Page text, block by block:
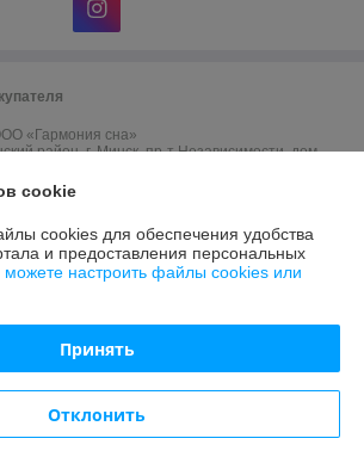
«Гармония сна»
район, г. Минск, пр-т Независимости, дом
ЕГР: 191652262
Минский городской исполнительный комитет
лицензию
лицензию
лицензию
cookie
cookies для обеспечения удобства
и предоставления персональных
настроить файлы cookies или
Принять
Отклонить